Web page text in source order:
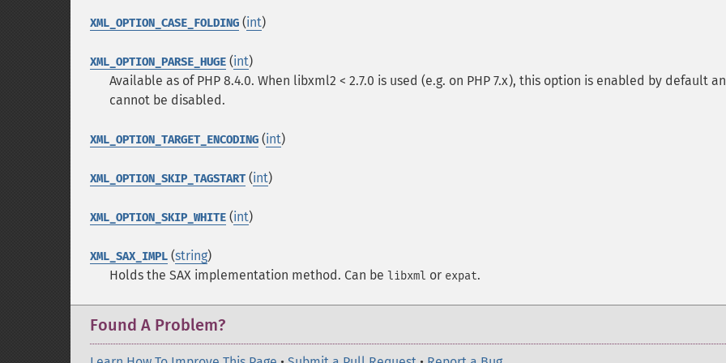
XML_OPTION_CASE_FOLDING (int)
XML_OPTION_PARSE_HUGE (int)
Available as of PHP 8.4.0. When libxml2 < 2.7.0 is used (e.g. on PHP 7.x), this option is enabled by default
cannot be disabled.
XML_OPTION_TARGET_ENCODING (int)
XML_OPTION_SKIP_TAGSTART (int)
XML_OPTION_SKIP_WHITE (int)
XML_SAX_IMPL (string)
Holds the SAX implementation method. Can be libxml or expat.
Found A Problem?